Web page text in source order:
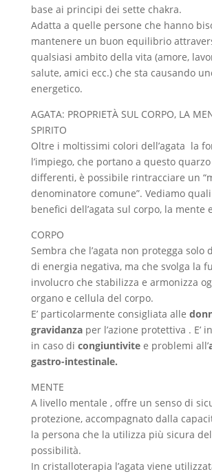
base ai principi dei sette chakra.
Adatta a quelle persone che hanno
mantenere un buon equilibrio
qualsiasi ambito della vita (amore,
salute, amici ecc.) che sta causando
energetico.
AGATA: PROPRIETÀ SUL CORPO, LA
SPIRITO
Oltre i moltissimi colori dell’agata la
l’impiego, che portano a questo
differenti, è possibile rintracciare un
denominatore comune”. Vediamo
benefici dell’agata sul corpo, la mente
CORPO
Sembra che l’agata non protegga solo
di energia negativa, ma che svolga la
involucro che stabilizza e armonizza
organo e cellula del corpo.
E’ particolarmente consigliata alle
gravidanzaper l’azione protettiva . E’
in caso di congiuntivitee problemi all’
gastro-intestinale.
MENTE
A livello mentale , offre un senso di
protezione, accompagnato dalla
la persona che la utilizza più sicura
possibilità.
In cristalloterapia l’agata viene